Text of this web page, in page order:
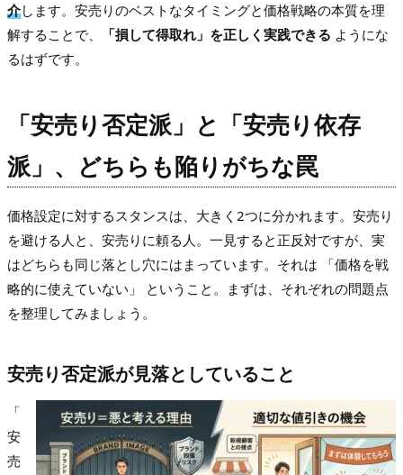
介します。安売りのベストなタイミングと価格戦略の本質を理
解することで、
「損して得取れ」を正しく実践できる ようにな
るはずです。
「安売り否定派」と「安売り依存
派」、どちらも陥りがちな罠
価格設定に対するスタンスは、大きく2つに分かれます。安売り
を避ける人と、安売りに頼る人。一見すると正反対ですが、実
はどちらも同じ落とし穴にはまっています。それは 「価格を戦
略的に使えていない」 ということ。まずは、それぞれの問題点
を整理してみましょう。
安売り否定派が見落としていること
「
安
売